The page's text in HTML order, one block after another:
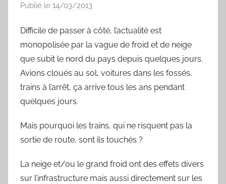
Publié le 14/03/2013
r
S
y
l
v
n
B
u
a
Difficile de passer à côté, l’actualité est
monopolisée par la vague de froid et de neige
que subit le nord du pays depuis quelques jours.
Avions cloués au sol, voitures dans les fossés,
trains à l’arrêt, ça arrive tous les ans pendant
quelques jours.
Mais pourquoi les trains, qui ne risquent pas la
sortie de route, sont ils touchés ?
La neige et/ou le grand froid ont des effets divers
sur l’infrastructure mais aussi directement sur les